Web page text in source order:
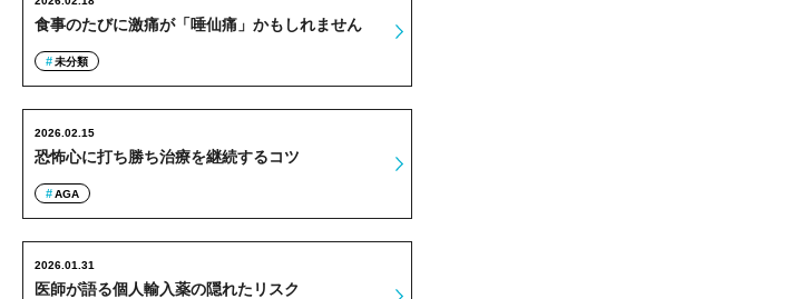
食事のたびに激痛が「唾仙痛」かもしれません
未分類
恐怖心に打ち勝ち治療を継続するコツ
2026.02.15
AGA
医師が語る個人輸入薬の隠れたリスク
2026.01.31